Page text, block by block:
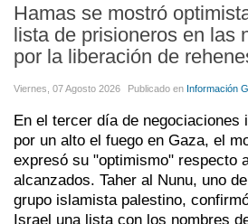
Hamas se mostró
lista de prisioneros en las
por la liberación de
Viernes, 07 Agosto 2026 Publicado en Información
En el tercer día de negociaciones
por un alto el fuego en Gaza, el
expresó su "optimismo" respecto
alcanzados. Taher al Nunu, uno
grupo islamista palestino,
Israel una lista con los nombres